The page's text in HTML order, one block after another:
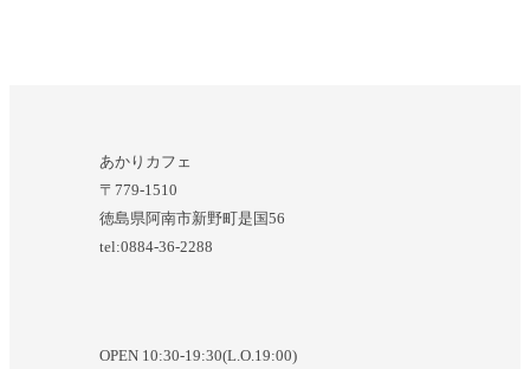
あかりカフェ
〒779-1510
徳島県阿南市新野町是国56
tel:0884-36-2288
OPEN 10:30-19:30(L.O.19:00)